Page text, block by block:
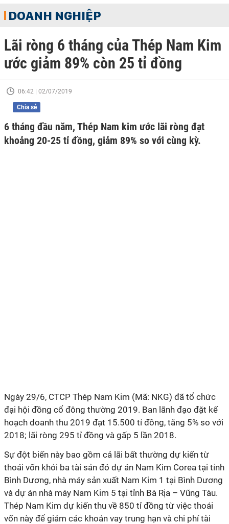
DOANH NGHIỆP
Lãi ròng 6 tháng của Thép Nam Kim
ước giảm 89% còn 25 tỉ đồng
06:42 | 02/07/2019
Chia sẻ
6 tháng đầu năm, Thép Nam kim ước lãi ròng đạt
khoảng 20-25 tỉ đồng, giảm 89% so với cùng kỳ.
Ngày 29/6, CTCP Thép Nam Kim (Mã: NKG) đã tổ chức
đại hội đồng cổ đông thường 2019. Ban lãnh đạo đặt kế
hoạch doanh thu 2019 đạt 15.500 tỉ đồng, tăng 5% so với
2018; lãi ròng 295 tỉ đồng và gấp 5 lần 2018.
Sự đột biến này bao gồm cả lãi bất thường dự kiến từ
thoái vốn khỏi ba tài sản đó dự án Nam Kim Corea tại tỉnh
Bình Dương, nhà máy sản xuất Nam Kim 1 tại Bình Dương
và dự án nhà máy Nam Kim 5 tại tỉnh Bà Rịa – Vũng Tàu.
Thép Nam Kim dự kiến thu về 850 tỉ đồng từ việc thoái
vốn này để giảm các khoản vay trung hạn và chi phí tài